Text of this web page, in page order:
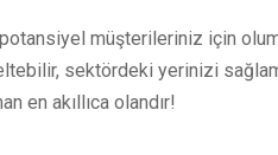
müşterileriniz için
sektördeki yerinizi
en akıllıca olandır!